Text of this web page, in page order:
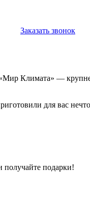
Заказать звонок
Климата» —
для вас
получайте подарки!